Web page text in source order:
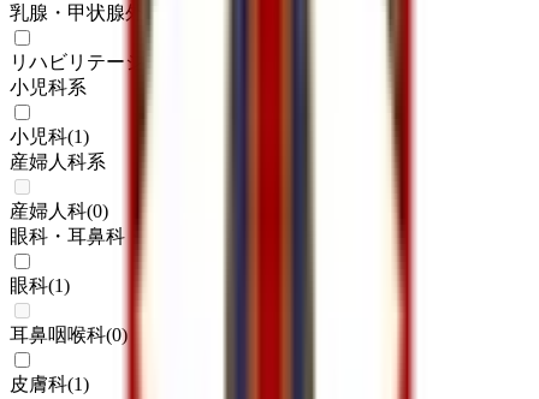
乳腺・甲状腺外科
リハビリテーション科
小児科系
小児科(1)
産婦人科系
産婦人科(0)
眼科・耳鼻科・皮膚科・アレルギー科系
眼科(1)
耳鼻咽喉科(0)
皮膚科(1)